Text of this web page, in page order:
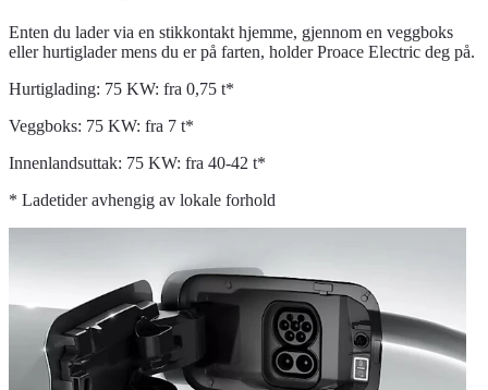
Enten du lader via en stikkontakt hjemme, gjennom en veggboks
eller hurtiglader mens du er på farten, holder Proace Electric deg på.
Hurtiglading: 75 KW: fra 0,75 t*
Veggboks: 75 KW: fra 7 t*
Innenlandsuttak: 75 KW: fra 40-42 t*
* Ladetider avhengig av lokale forhold